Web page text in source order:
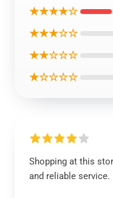
★★★★☆
★★★☆☆
★★☆☆☆
★☆☆☆☆
Shopping at this
and reliable service.